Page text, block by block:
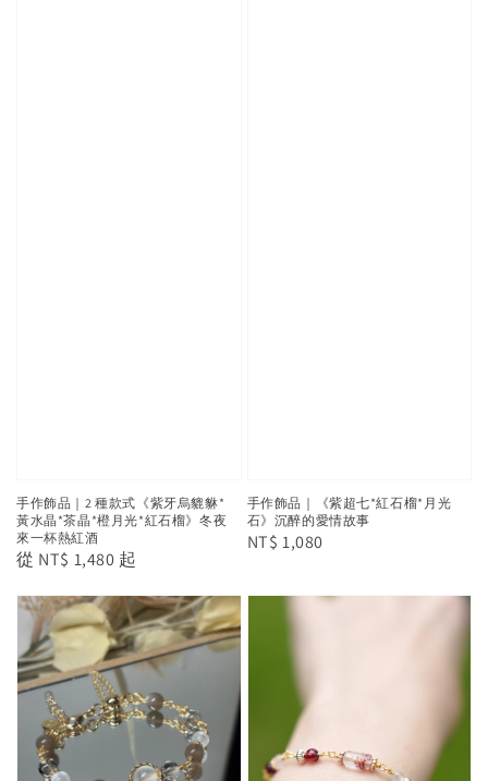
手作飾品｜2 種款式《紫牙烏貔貅*
黃水晶*茶晶*橙月光*紅石榴》冬夜
來一杯熱紅酒
Regular
從 NT$ 1,480 起
手作飾品｜《紫超七*紅石榴*月光
石》沉醉的愛情故事
Regular
NT$ 1,080